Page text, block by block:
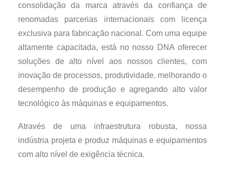
consolidação da marca através da confiança de
renomadas parcerias internacionais com licença
exclusiva para fabricação nacional. Com uma equipe
altamente capacitada, está no nosso DNA oferecer
soluções de alto nível aos nossos clientes, com
inovação de processos, produtividade, melhorando o
desempenho de produção e agregando alto valor
tecnológico às máquinas e equipamentos.
Através de uma infraestrutura robusta, nossa
indústria projeta e produz máquinas e equipamentos
com alto nível de exigência técnica.